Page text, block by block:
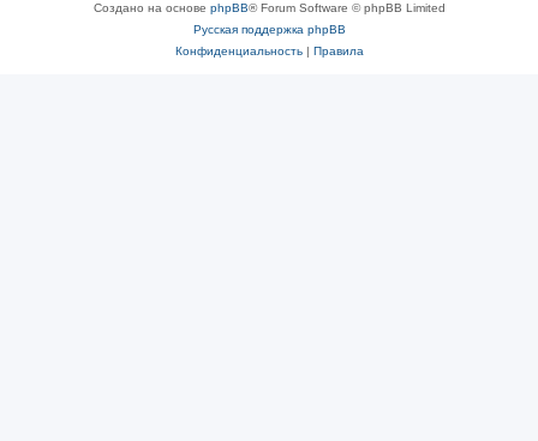
Создано на основе phpBB® Forum Software © phpBB Limited
Русская поддержка phpBB
Конфиденциальность| Правила